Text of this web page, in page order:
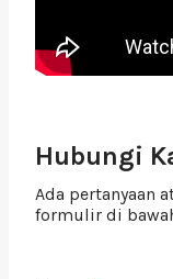
Hubungi
Ada pertanyaan
formulir di